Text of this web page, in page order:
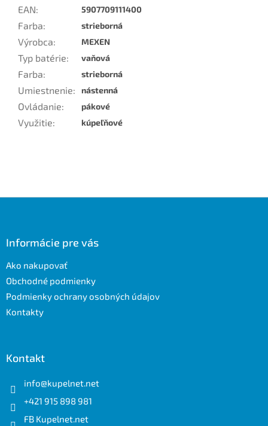
EAN: 5907709111400
Farba: strieborná
Výrobca: MEXEN
Typ batérie: vaňová
Farba: strieborná
Umiestnenie: nástenná
Ovládanie: pákové
Využitie: kúpeľňové
Informácie pre vás
Ako nakupovať
Obchodné podmienky
Podmienky ochrany osobných údajov
Kontakty
Kontakt
info@kupelnet.net
+421 915 898 981
FB Kupelnet.net